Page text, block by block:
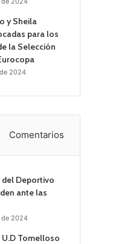
y Sheila
para los
la Selección
2024
Comentarios
del Deportivo
ante las
de 2024
Tomelloso